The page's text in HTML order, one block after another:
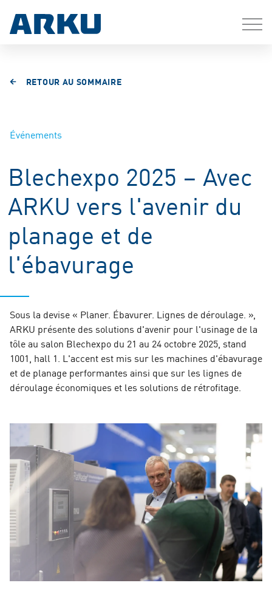
RETOUR AU SOMMAIRE
Événements
Blechexpo 2025 – Avec
ARKU vers l'avenir du
planage et de
l'ébavurage
Sous la devise « Planer. Ébavurer. Lignes de déroulage. »,
ARKU présente des solutions d'avenir pour l'usinage de la
tôle au salon Blechexpo du 21 au 24 octobre 2025, stand
1001, hall 1. L'accent est mis sur les machines d'ébavurage
et de planage performantes ainsi que sur les lignes de
déroulage économiques et les solutions de rétrofitage.